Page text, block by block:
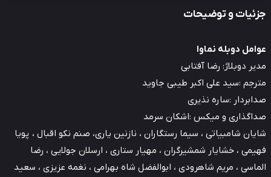
و توضیحات
دوبله نماوا
دوبلاژ: رضا آفتابی
:سید علی اکبر طیبی جاوید
:ساره نذیری
و میکس :اشکان سرمد
شامبیاتی ، سیما رستگاران ، نازنین یاری، صنم نکو اقبال ، پویا
، خشایار شمشیرگران ، مهیار ستاری ، ارسلان جولایی ، رضا
، مریم شاهرودی ، ابوالفضل شاه بهرامی ، نغمه عزیزی ، سعید